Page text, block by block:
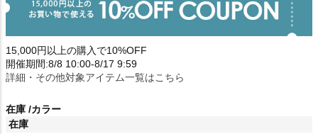
15,000円以上の購入で10%OFF
開催期間:8/8 10:00-8/17 9:59
詳細・その他対象アイテム一覧はこちら
在庫 カラー
在庫